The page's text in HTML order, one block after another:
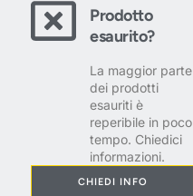
Prodotto
esaurito?
La maggior parte
dei prodotti
esauriti è
reperibile in poco
tempo. Chiedici
informazioni.
CHIEDI INFO